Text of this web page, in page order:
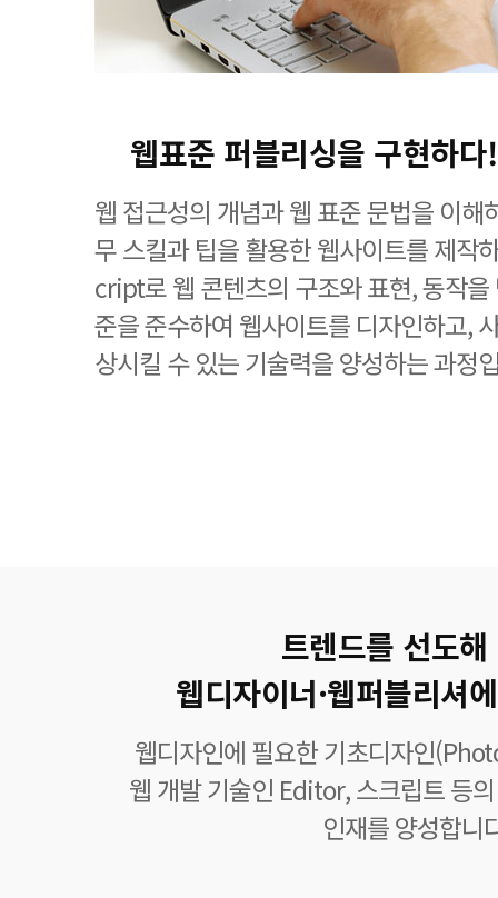
웹표준 퍼블리싱을 구현하다!
웹 접근성의 개념과 웹 표준 문법을 이해
무 스킬과 팁을 활용한 웹사이트를 제작
cript로 웹 콘텐츠의 구조와 표현, 동작
준을 준수하여 웹사이트를 디자인하고,
상시킬 수 있는 기술력을 양성하는 과정
트렌드를 선도해
웹디자이너·웹퍼블리셔
웹디자인에 필요한 기초디자인
웹 개발 기술인 Editor, 스크립트 등
인재를 양성합니